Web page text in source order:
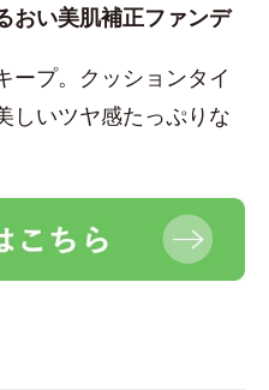
おい美肌補正ファンデ
ープ。クッションタイ
しいツヤ感たっぷりな